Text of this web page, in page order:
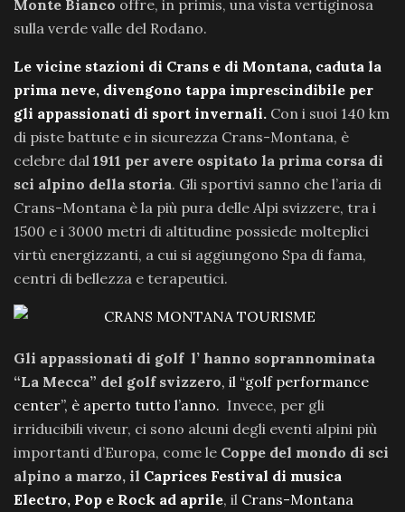
Monte Bianco offre, in primis, una vista vertiginosa
sulla verde valle del Rodano.
Le vicine stazioni di Crans e di Montana, caduta la
prima neve, divengono tappa imprescindibile per
gli appassionati di sport invernali. Con i suoi 140 km
di piste battute e in sicurezza Crans-Montana, è
celebre dal 1911 per avere ospitato la prima corsa di
sci alpino della storia. Gli sportivi sanno che l’aria di
Crans-Montana è la più pura delle Alpi svizzere, tra i
1500 e i 3000 metri di altitudine possiede molteplici
virtù energizzanti, a cui si aggiungono Spa di fama,
centri di bellezza e terapeutici.
Gli appassionati di golf l’ hanno soprannominata
“La Mecca” del golf svizzero, il “golf performance
center”, è aperto tutto l’anno. Invece, per gli
irriducibili viveur, ci sono alcuni degli eventi alpini più
importanti d’Europa, come le Coppe del mondo di sci
alpino a marzo, il Caprices Festival di musica
Electro, Pop e Rock ad aprile, il Crans-Montana